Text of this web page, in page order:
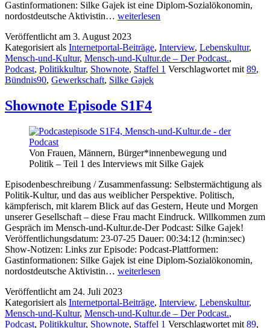
Gastinformationen: Silke Gajek ist eine Diplom-Sozialökonomin,
nordostdeutsche Aktivistin… Shownote
S1F5
weiterlesen
Veröffentlicht am 3. August 2023
Kategorisiert als Internetportal-Beiträge, Interview, Lebenskultur,
Mensch-und-Kultur, Mensch-und-Kultur.de – Der Podcast.,
Podcast, Politikkultur, Shownote, Staffel 1 Verschlagwortet mit89,
Bündnis90, Gewerkschaft, Silke Gajek
Shownote Episode S1F4
Von Frauen, Männern, Bürger*innenbewegung und
Politik – Teil 1 des Interviews mit Silke Gajek
Episodenbeschreibung / Zusammenfassung: Selbstermächtigung als
Politik-Kultur, und das aus weiblicher Perspektive. Politisch,
kämpferisch, mit klarem Blick auf das Gestern, Heute und Morgen
unserer Gesellschaft – diese Frau macht Eindruck. Willkommen zum
Gespräch im Mensch-und-Kultur.de-Der Podcast: Silke Gajek!
Veröffentlichungsdatum: 23-07-25 Dauer: 00:34:12 (h:min:sec)
Show-Notizen: Links zur Episode: Podcast-Plattformen:
Gastinformationen: Silke Gajek ist eine Diplom-Sozialökonomin,
nordostdeutsche Aktivistin… Shownote
S1F4
weiterlesen
Veröffentlicht am 24. Juli 2023
Kategorisiert als Internetportal-Beiträge, Interview, Lebenskultur,
Mensch-und-Kultur, Mensch-und-Kultur.de – Der Podcast.,
Podcast, Politikkultur, Shownote, Staffel 1 Verschlagwortet mit 89,